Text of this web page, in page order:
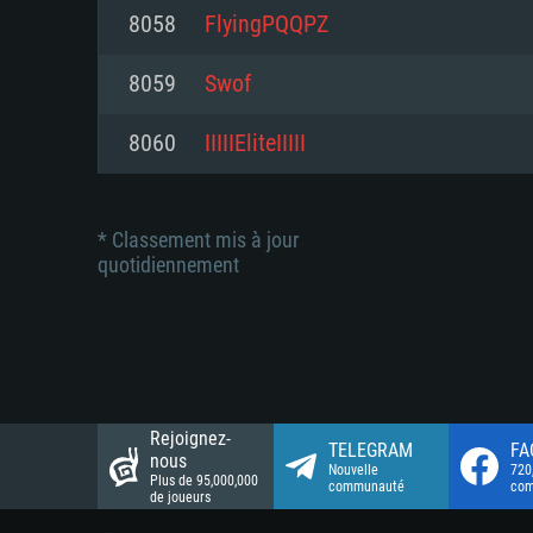
Disque dur: 23.1 Go (client
Disque dur: 62,2 Go (client
Connection: Connexion Internet
Disque dur: 62,2 Go (client
8058 FlyingPQQPZ
8059 Swof
8060 IIIIIEliteIIIII
* Classement mis à jour
quotidiennement
Rejoignez-
nous
Plus de 95,000,000
de joueurs
TELEGRAM
Nouvelle
communauté